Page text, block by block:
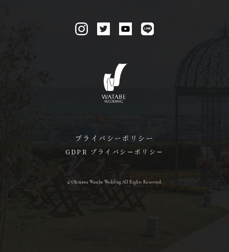
プライバシーポリシー
GDPR プライバシーポリシー
© Okinawa Watabe Wedding All Rights Reserved.